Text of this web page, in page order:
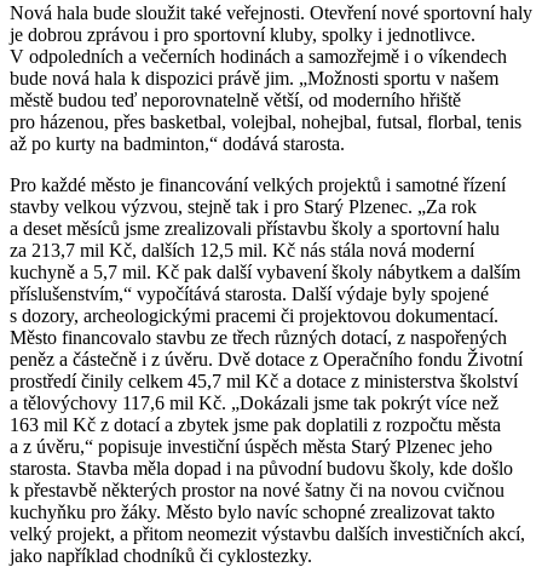
Nová hala bude sloužit také veřejnosti. Otevření nové sportovní haly
je dobrou zprávou i pro sportovní kluby, spolky i jednotlivce.
V odpoledních a večerních hodinách a samozřejmě i o víkendech
bude nová hala k dispozici právě jim. „Možnosti sportu v našem
městě budou teď neporovnatelně větší, od moderního hřiště
pro házenou, přes basketbal, volejbal, nohejbal, futsal, florbal, tenis
až po kurty na badminton,“ dodává starosta.
Pro každé město je financování velkých projektů i samotné řízení
stavby velkou výzvou, stejně tak i pro Starý Plzenec. „Za rok
a deset měsíců jsme zrealizovali přístavbu školy a sportovní halu
za 213,7 mil Kč, dalších 12,5 mil. Kč nás stála nová moderní
kuchyně a 5,7 mil. Kč pak další vybavení školy nábytkem a dalším
příslušenstvím,“ vypočítává starosta. Další výdaje byly spojené
s dozory, archeologickými pracemi či projektovou dokumentací.
Město financovalo stavbu ze třech různých dotací, z naspořených
peněz a částečně i z úvěru. Dvě dotace z Operačního fondu Životní
prostředí činily celkem 45,7 mil Kč a dotace z ministerstva školství
a tělovýchovy 117,6 mil Kč. „Dokázali jsme tak pokrýt více než
163 mil Kč z dotací a zbytek jsme pak doplatili z rozpočtu města
a z úvěru,“ popisuje investiční úspěch města Starý Plzenec jeho
starosta. Stavba měla dopad i na původní budovu školy, kde došlo
k přestavbě některých prostor na nové šatny či na novou cvičnou
kuchyňku pro žáky. Město bylo navíc schopné zrealizovat takto
velký projekt, a přitom neomezit výstavbu dalších investičních akcí,
jako například chodníků či cyklostezky.